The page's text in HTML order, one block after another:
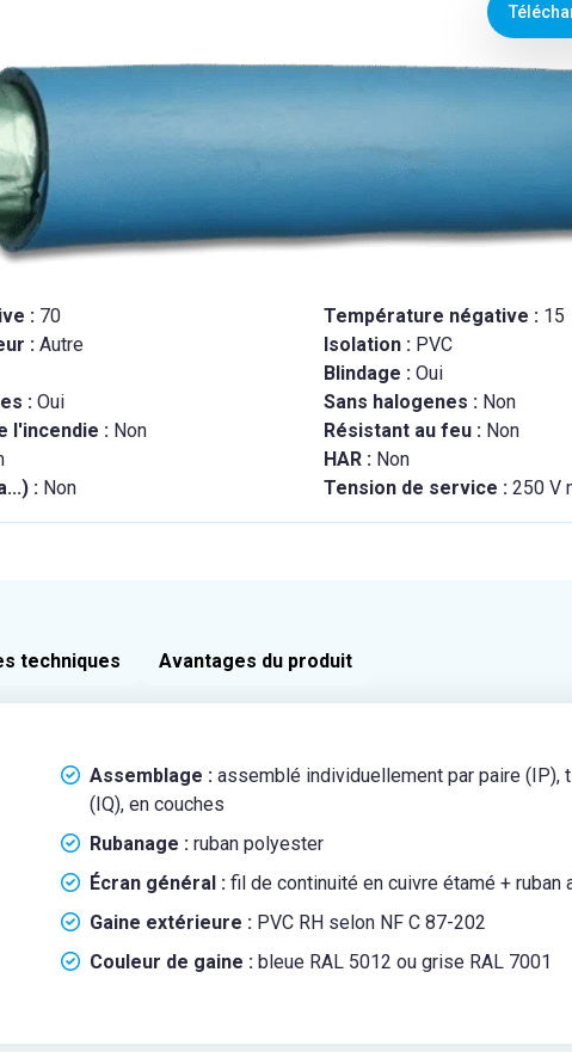
: 70 Température négative : 15
: Autre Isolation : PVC
Blindage :Oui
: Oui Sans halogenes : Non
l'incendie : Non Résistant au feu : Non
HAR : Non
: Non Tension de service :250 V
techniques Avantages du produit
Assemblage :assemblé individuellement par paire (IP),
(IQ), en couches
Rubanage :ruban polyester
Écran général :fil de continuité en cuivre étamé + ruban
Gaine extérieure :PVC RH selon NF C 87-202
Couleur de gaine :bleue RAL 5012 ou grise RAL 7001